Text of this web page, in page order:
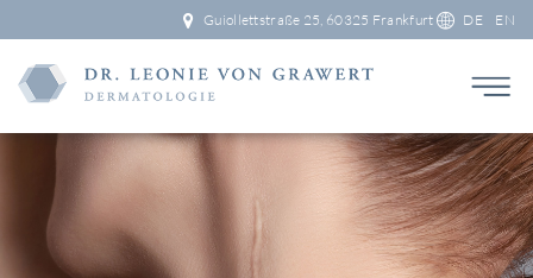
Guiollettstraße 25, 60325 Frankfurt DE EN